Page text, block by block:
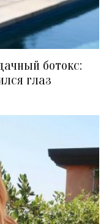
ботокс:
глаз